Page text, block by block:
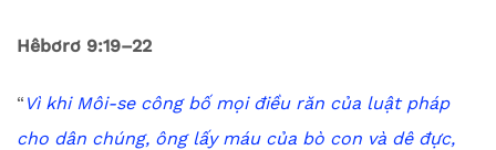
Hêbơrơ 9:19–22
“ Vì khi Môi-se công bố mọi điều răn của luật pháp
cho dân chúng, ông lấy máu của bò con và dê đực,